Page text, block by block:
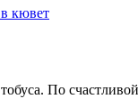
кювет
По